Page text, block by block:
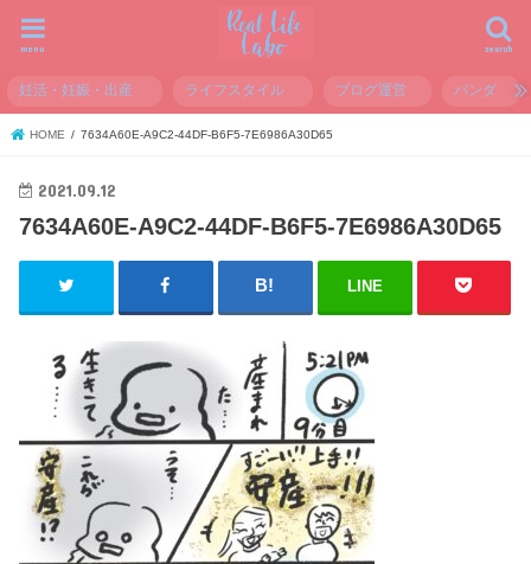
search
menu
妊活・妊娠・出産 ライフスタイル ブログ運営 パンダ
HOME 7634A60E-A9C2-44DF-B6F5-7E6986A30D65
2021.09.12
7634A60E-A9C2-44DF-B6F5-7E6986A30D65
LINE